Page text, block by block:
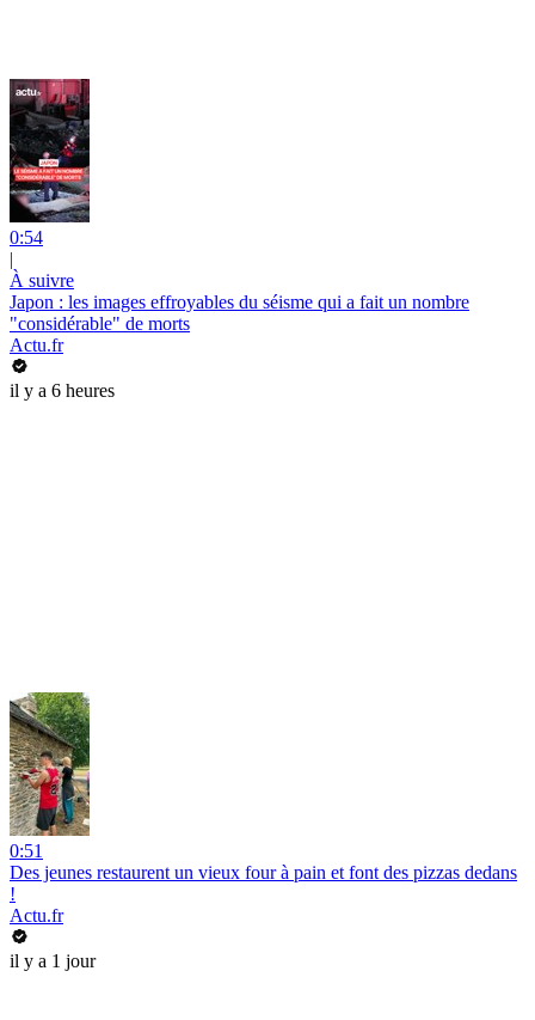
0:54
|
À suivre
Japon : les images effroyables du séisme qui a fait un nombre
"considérable" de morts
Actu.fr
il y a 6 heures
0:51
Des jeunes restaurent un vieux four à pain et font des pizzas dedans
!
Actu.fr
il y a 1 jour